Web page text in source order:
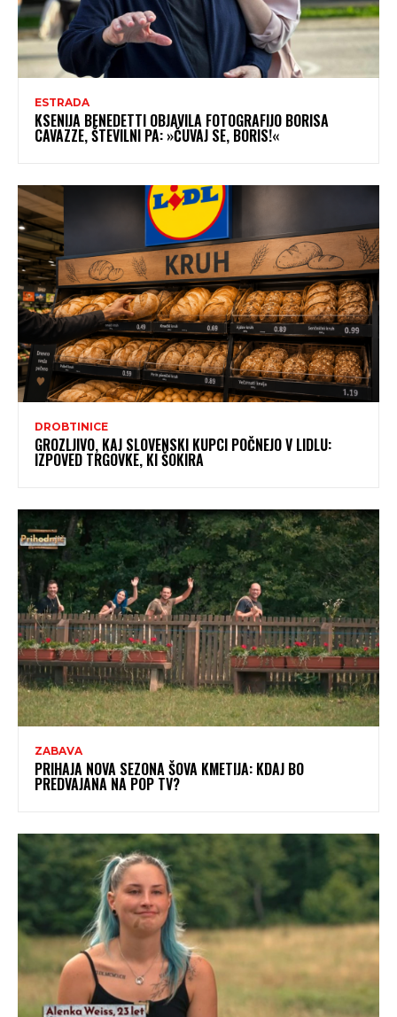
ESTRADA
KSENIJA BENEDETTI OBJAVILA FOTOGRAFIJO BORISA
CAVAZZE, ŠTEVILNI PA: »ČUVAJ SE, BORIS!«
DROBTINICE
GROZLJIVO, KAJ SLOVENSKI KUPCI POČNEJO V LIDLU:
IZPOVED TRGOVKE, KI ŠOKIRA
ZABAVA
PRIHAJA NOVA SEZONA ŠOVA KMETIJA: KDAJ BO
PREDVAJANA NA POP TV?